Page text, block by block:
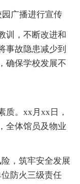
广播进行宣传
训，不断改进和
事故隐患减少到
确保学校发展不
质。xx月xx日，
全体馆员及物业
，筑牢安全发展
防火三级责任